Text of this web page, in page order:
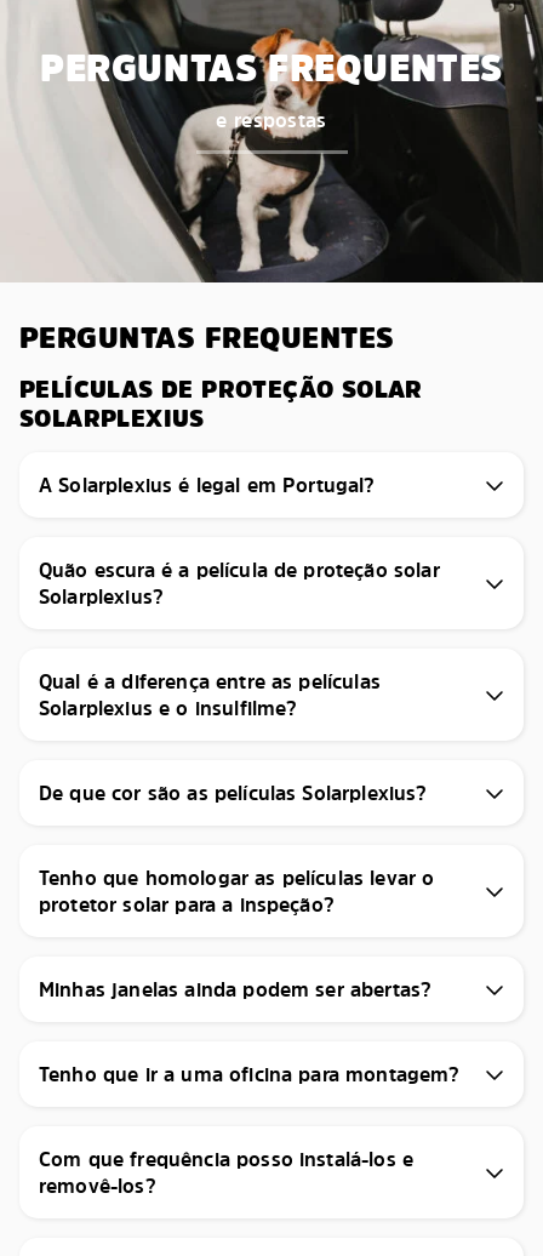
PERGUNTAS FREQUENTES
e respostas
PERGUNTAS FREQUENTES
PELÍCULAS DE PROTEÇÃO SOLAR
SOLARPLEXIUS
A Solarplexius é legal em Portugal?
Quão escura é a película de proteção solar
Solarplexius?
Qual é a diferença entre as películas
Solarplexius e o insulfilme?
De que cor são as películas Solarplexius?
Tenho que homologar as películas levar o
protetor solar para a inspeção?
Minhas janelas ainda podem ser abertas?
Tenho que ir a uma oficina para montagem?
Com que frequência posso instalá-los e
removê-los?